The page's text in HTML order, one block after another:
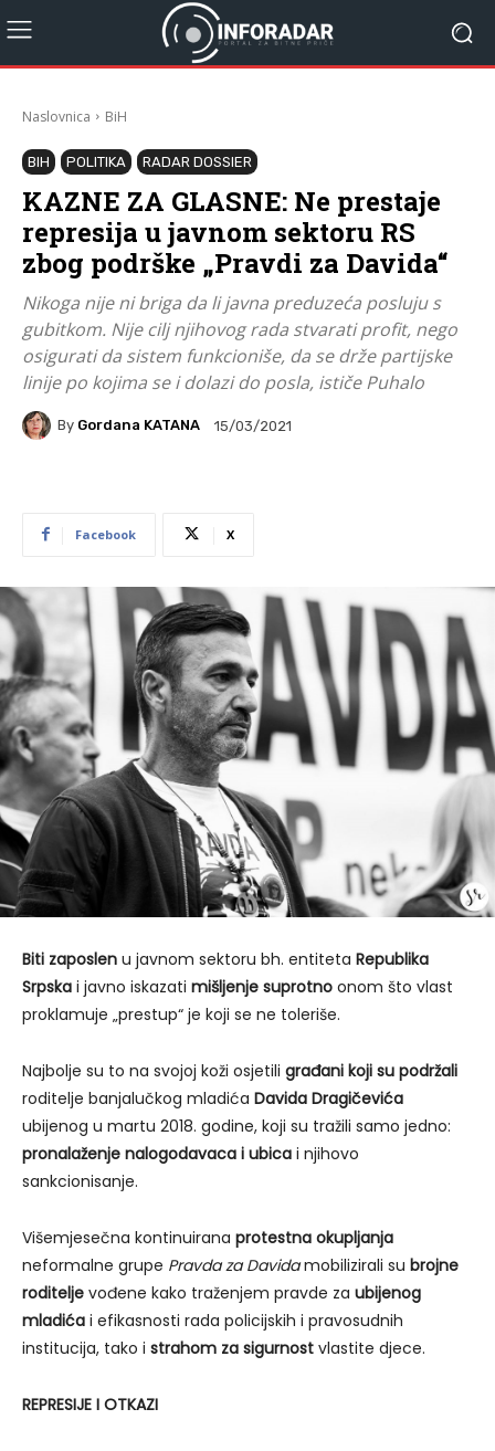
Naslovnica BiH
BIH POLITIKA RADAR DOSSIER
KAZNE ZA GLASNE: Ne prestaje
represija u javnom sektoru RS
zbog podrške „Pravdi za Davida“
Nikoga nije ni briga da li javna preduzeća posluju s
gubitkom. Nije cilj njihovog rada stvarati profit, nego
osigurati da sistem funkcioniše, da se drže partijske
linije po kojima se i dolazi do posla, ističe Puhalo
By Gordana KATANA 15/03/2021
Facebook X
Biti zaposlen u javnom sektoru bh. entiteta Republika
Srpska i javno iskazati mišljenje suprotno onom što vlast
proklamuje „prestup“ je koji se ne toleriše.
Najbolje su to na svojoj koži osjetili građani koji su podržali
roditelje banjalučkog mladića Davida Dragičevića
ubijenog u martu 2018. godine, koji su tražili samo jedno:
pronalaženje nalogodavaca i ubica i njihovo
sankcionisanje.
Višemjesečna kontinuirana protestna okupljanja
neformalne grupe Pravda za Davidamobilizirali su brojne
roditelje vođene kako traženjem pravde za ubijenog
mladića i efikasnosti rada policijskih i pravosudnih
institucija, tako i strahom za sigurnost vlastite djece.
REPRESIJE I OTKAZI